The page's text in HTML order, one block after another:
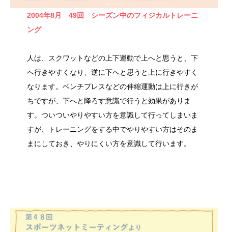
2004年8月 49回 シーズン中のフィジカルトレーニ
ング
人は、スクワットなどの上下運動で上へと思うと、下
へ行きやすくなり、逆に下へと思うと上に行きやすく
なります。ベンチプレスなどの伸縮運動は上に行きが
ちですが、下へと降ろす意識で行うと効果がありま
す。ついついやりやすい方を意識して行ってしまいま
すが、トレーニングをする中でやりやすい方はそのま
まにしておき、やりにくい方を意識して行います。